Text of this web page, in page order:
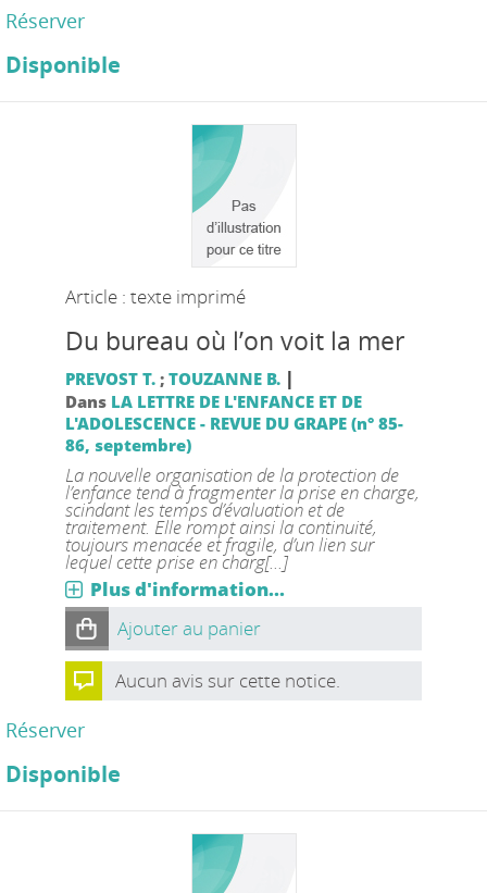
Réserver
Disponible
Article : texte imprimé
Du bureau où l’on voit la mer
PREVOST T.; TOUZANNE B. |
Dans LA LETTRE DE L'ENFANCE ET DE
L'ADOLESCENCE - REVUE DU GRAPE (n° 85-
86, septembre)
La nouvelle organisation de la protection de
l’enfance tend à fragmenter la prise en charge,
scindant les temps d’évaluation et de
traitement. Elle rompt ainsi la continuité,
toujours menacée et fragile, d’un lien sur
lequel cette prise en charg[...]
Plus d'information...
Ajouter au panier
Aucun avis sur cette notice.
Réserver
Disponible